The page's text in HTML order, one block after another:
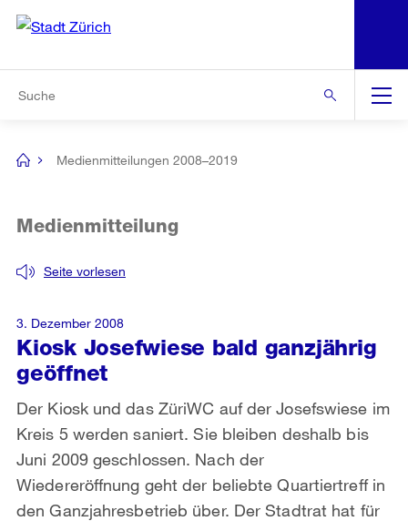
Navigation
[no
Medienmitteilungen 2008–2019
Kiosk Josefwiese bald ganzjährig
geöffnet
Seite vorlesen
Medienmitteilung
Der Kiosk und das ZüriWC auf der Josefswiese im
Kreis 5 werden saniert. Sie bleiben deshalb bis
Juni 2009 geschlossen. Nach der
Wiedereröffnung geht der beliebte Quartiertreff in
den Ganzjahresbetrieb über. Der Stadtrat hat für
3. Dezember 2008